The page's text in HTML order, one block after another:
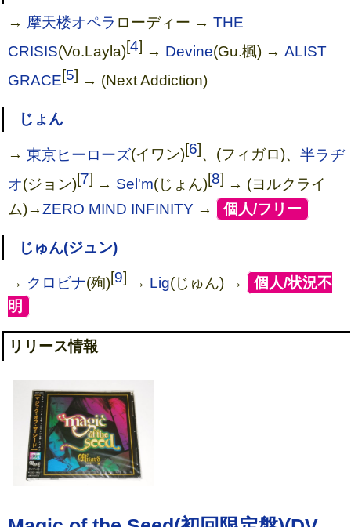
→ 摩天楼オペラ ローディー →THE
CRISIS(Vo.Layla)[4] → Devine(Gu.楓) →ALIST
GRACE[5] → (Next Addiction)
じょん
→東京ヒーローズ(イワン)[6]、(フィガロ)、半ラヂ
オ(ジョン)[7] → Sel'm(じょん)[8] → (ヨルクライ
ム)→ZERO MIND INFINITY → [個人/フリー
じゅん(ジュン)
→ クロビナ(殉)[9] → Lig(じゅん) → [個人/状況不
明
リリース情報
Magic of the Seed(初回限定盤)(DV
D付)
Ophelia